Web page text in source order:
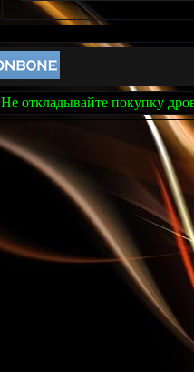
Не откладывайте покупку